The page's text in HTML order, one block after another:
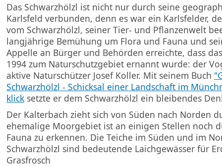
Das Schwarzhölzl ist nicht nur durch seine
Karlsfeld verbunden, denn es war ein Karlsfelder,
vom Schwarzhölzl, seiner Tier- und Pflanzenwelt
langjährige Bemühung um Flora und Fauna und
Appelle an Bürger und Behörden erreichte, dass
1994 zum Naturschutzgebiet ernannt wurde: der
aktive Naturschützer Josef Koller. Mit seinem Buch
Schwarzhölzl - Schicksal einer Landschaft im
klick setzte er dem Schwarzhölzl ein bleibendes
Der Kalterbach zieht sich von Süden nach Norden
ehemalige Moorgebiet ist an einigen Stellen noch
Fauna zu erkennen. Die Teiche im Süden und im
Schwarzhölzl sind bedeutende Laichgewässer für
Grasfrosch